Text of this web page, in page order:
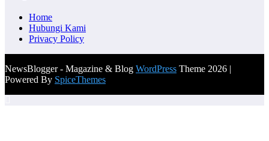
Home
Hubungi Kami
Privacy Policy
NewsBlogger - Magazine & Blog WordPress Theme 2026 |
Powered By SpiceThemes